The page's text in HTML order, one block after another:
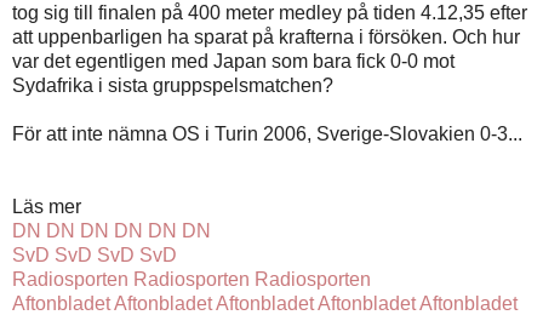
tog sig till finalen på 400 meter medley på tiden 4.12,35 efter
att uppenbarligen ha sparat på krafterna i försöken. Och hur
var det egentligen med Japan som bara fick 0-0 mot
Sydafrika i sista gruppspelsmatchen?
För att inte nämna OS i Turin 2006, Sverige-Slovakien 0-3...
Läs mer
DN DN DN DN DN DN
SvD SvD SvD SvD
Radiosporten Radiosporten Radiosporten
AftonbladetAftonbladetAftonbladetAftonbladetAftonbladet